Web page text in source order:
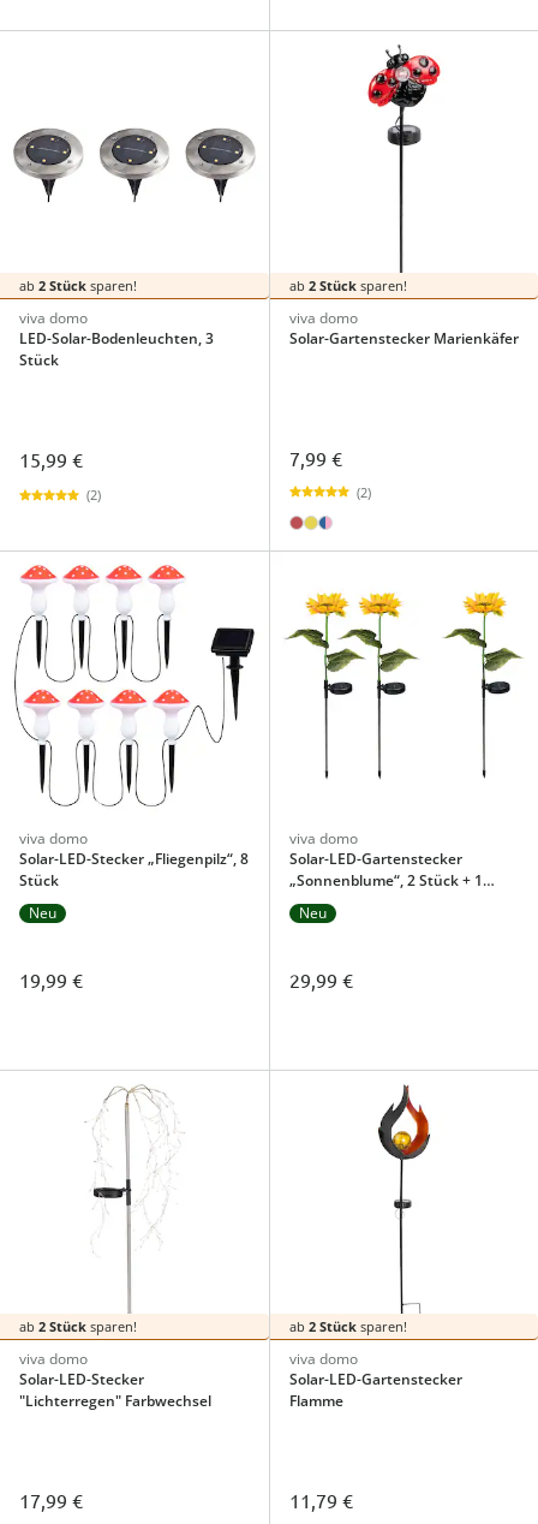
ab 2 Stück sparen!
viva domo
LED-Solar-Bodenleuchten, 3
Stück
15,99 €
(2)
ab 2 Stücksparen!
viva domo
Solar-Gartenstecker Marienkäfer
7,99 €
(2)
viva domo
Solar-LED-Stecker „Fliegenpilz“, 8
Stück
Neu
19,99 €
viva domo
Solar-LED-Gartenstecker
„Sonnenblume“, 2 Stück + 1
gratis
Neu
29,99 €
ab 2 Stück sparen!
viva domo
Solar-LED-Stecker
"Lichterregen" Farbwechsel
17,99 €
ab 2 Stücksparen!
viva domo
Solar-LED-Gartenstecker
Flamme
11,79 €